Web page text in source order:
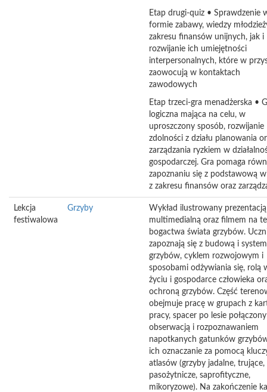
Etap drugi-quiz • Sprawdzenie
formie zabawy, wiedzy
zakresu finansów unijnych, jak i
rozwijanie ich umiejętności
interpersonalnych, które w
zaowocują w kontaktach
zawodowych
Etap trzeci-gra menadżerska •
logiczna mająca na celu, w
uproszczony sposób, rozwijanie
zdolności z działu planowania
zarządzania ryzkiem w
gospodarczej. Gra pomaga
zapoznaniu się z podstawową
z zakresu finansów oraz
Lekcja
festiwalowa
Grzyby
Wykład ilustrowany prezentacją
multimedialną oraz filmem na
bogactwa świata grzybów.
zapoznają się z budową i
grzybów, cyklem rozwojowym i
sposobami odżywiania się, rolą
życiu i gospodarce człowieka
ochroną grzybów. Część
obejmuje pracę w grupach z
pracy, spacer po lesie
obserwacją i rozpoznawaniem
napotkanych gatunków
ich oznaczanie za pomocą
atlasów (grzyby jadalne, trujące,
pasożytnicze, saprofityczne,
mikoryzowe). Na zakończenie